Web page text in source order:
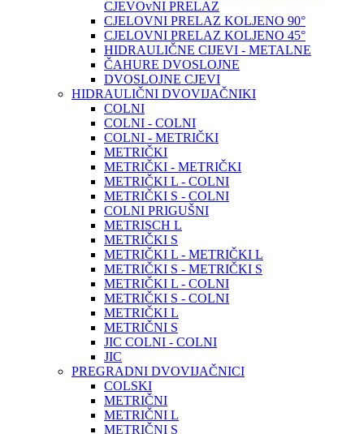
CJEVOvNI PRELAZ
CJELOVNI PRELAZ KOLJENO 90°
CJELOVNI PRELAZ KOLJENO 45°
HIDRAULIČNE CIJEVI - METALNE
ČAHURE DVOSLOJNE
DVOSLOJNE CJEVI
HIDRAULIČNI DVOVIJAČNIKI
COLNI
COLNI - COLNI
COLNI - METRIČKI
METRIČKI
METRIČKI - METRIČKI
METRIČKI L - COLNI
METRIČKI S - COLNI
COLNI PRIGUŠNI
METRISCH L
METRIČKI S
METRIČKI L - METRIČKI L
METRIČKI S - METRIČKI S
METRIČKI L - COLNI
METRIČKI S - COLNI
METRIČKI L
METRIČNI S
JIC COLNI - COLNI
JIC
PREGRADNI DVOVIJAČNICI
COLSKI
METRIČNI
METRIČNI L
METRIČNI S